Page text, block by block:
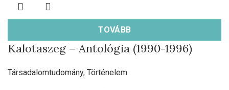
TOVÁBB
Kalotaszeg – Antológia (1990-1996)
Társadalomtudomány, Történelem